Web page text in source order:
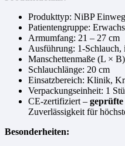
Produkttyp: NiBP
Patientengruppe:
Armumfang: 21 – 27 cm
Ausführung: 1-Schlauch,
Manschettenmaße (L ×
Schlauchlänge: 20 cm
Einsatzbereich: Klinik,
Verpackungseinheit: 1
CE-zertifiziert –
Zuverlässigkeit für
Besonderheiten: